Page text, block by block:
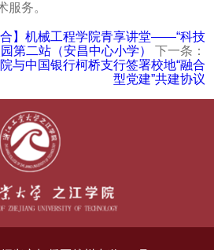
服务。
合】机械工程学院青享讲堂——“科技
第二站（安昌中心小学）
下一条：
与中国银行柯桥支行签署校地“融合
型党建”共建协议